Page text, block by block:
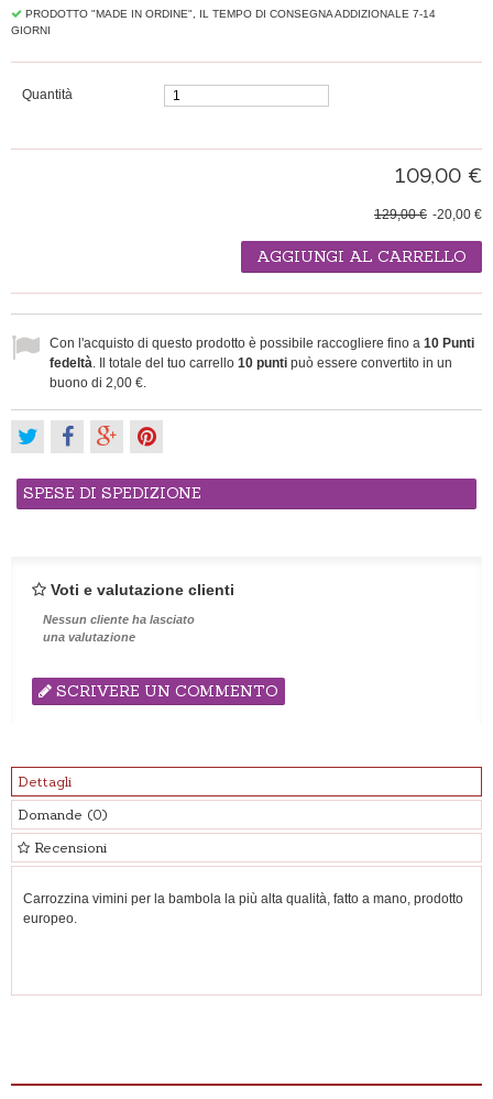
PRODOTTO "MADE IN ORDINE", IL TEMPO DI CONSEGNA ADDIZIONALE 7-14
GIORNI
Quantità
109,00 €
-20,00 €
129,00 €
AGGIUNGI AL CARRELLO
Con l'acquisto di questo prodotto è possibile raccogliere fino a 10 Punti
fedeltà . Il totale del tuo carrello 10 punti può essere convertito in un
buono di 2,00 €
SPESE DI SPEDIZIONE
Voti e valutazione clienti
Nessun cliente ha lasciato
una valutazione
SCRIVERE UN COMMENTO
Dettagli
Domande (0)
Recensioni
Carrozzina vimini per la bambola la più alta qualità, fatto a mano, prodotto
europeo.